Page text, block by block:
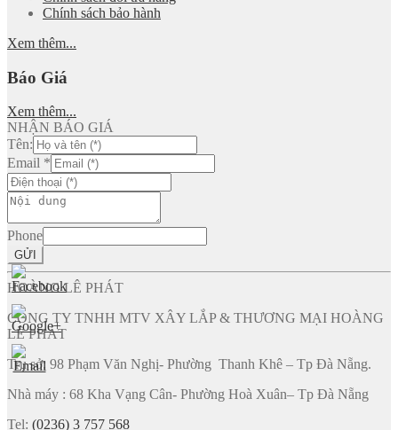
Chính sách bảo hành
Xem thêm...
Báo Giá
Xem thêm...
NHẬN BÁO GIÁ
Tên:
Email *
Phone
GỬI
HOÀNG LÊ PHÁT
CÔNG TY TNHH MTV XÂY LẮP & THƯƠNG MẠI HOÀNG
LÊ PHÁT
Trụ sở: 98 Phạm Văn Nghị- Phường Thanh Khê – Tp Đà Nẵng.
Nhà máy : 68 Kha Vạng Cân- Phường Hoà Xuân– Tp Đà Nẵng
Tel: (0236) 3 757 568